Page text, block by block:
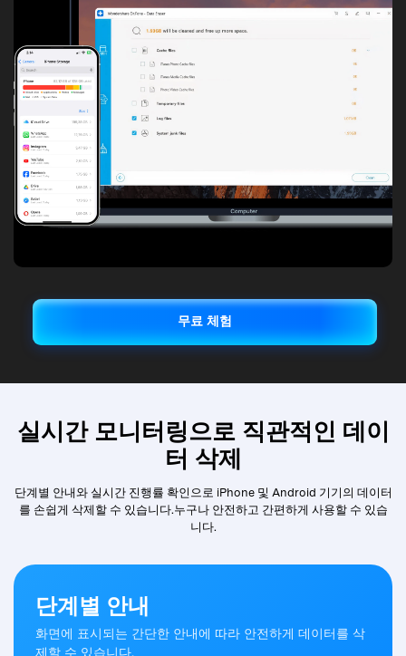
무료 체험
실시간 모니터링으로 직관적인 데이
터 삭제
단계별 안내와 실시간 진행률 확인으로 iPhone 및 Android 기기의 데이터
를 손쉽게 삭제할 수 있습니다.누구나 안전하고 간편하게 사용할 수 있습
니다.
단계별 안내
화면에 표시되는 간단한 안내에 따라 안전하게 데이터를 삭
제할 수 있습니다.